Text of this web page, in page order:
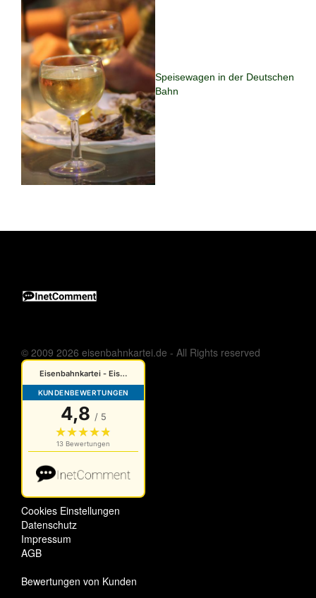
Speisewagen in der Deutschen
Bahn
© 2009 2026 eisenbahnkartei.de - All Rights reserved
Cookies Einstellungen
Datenschutz
Impressum
AGB
Bewertungen von Kunden